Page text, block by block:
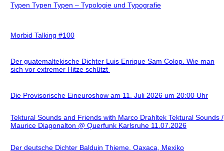
Typen Typen Typen – Typologie und Typografie
Morbid Talking #100
Der guatemaltekische Dichter Luis Enrique Sam Colop. Wie man
sich vor extremer Hitze schützt
Die Provisorische Eineuroshow am 11. Juli 2026 um 20:00 Uhr
Tektural Sounds and Friends with Marco Drahltek Tektural Sounds /
Maurice Diagonalton @ Querfunk Karlsruhe 11.07.2026
Der deutsche Dichter Balduin Thieme. Oaxaca, Mexiko